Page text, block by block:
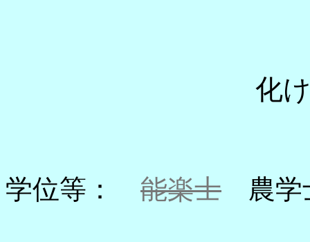
化
学位等： 能楽士 農学